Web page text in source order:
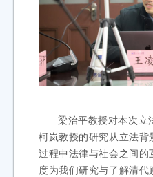
梁治平教授对本次立
柯岚教授的研究从立法背
过程中法律与社会之间的
度为我们研究与了解清